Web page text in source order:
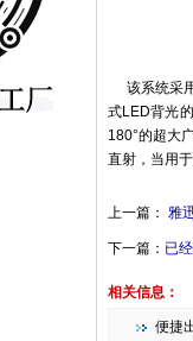
该系统采用
式LED背光
180°的超大
直射，当用
上一篇： 雅
下一篇： 已
相关信息：
便捷出